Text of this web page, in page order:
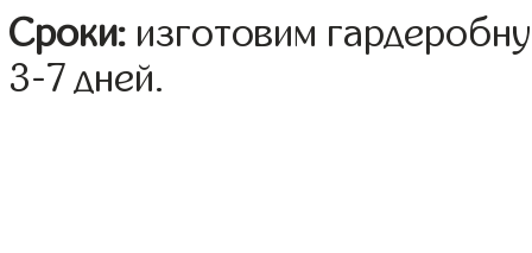
Сроки: изготовим
3-7 дней.